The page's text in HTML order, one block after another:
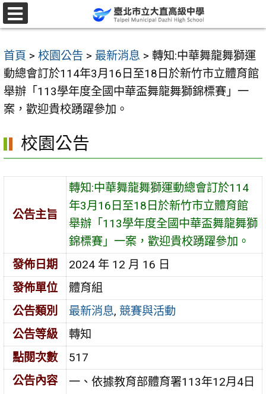
跳
至
要
內
容
區
首頁 > 校園公告 > 最新消息 > 轉知:中華舞龍舞獅運
動總會訂於114年3月16日至18日於新竹市立體育館
舉辦「113學年度全國中華盃舞龍舞獅錦標賽」一
案，歡迎貴校踴躍參加。
校園公告
公告主旨
轉知:中華舞龍舞獅運動總會訂於114
年3月16日至18日於新竹市立體育館
舉辦「113學年度全國中華盃舞龍舞獅
錦標賽」一案，歡迎貴校踴躍參加。
發佈日期
2024 年 12 月 16 日
發佈單位
體育組
公告類別
最新消息, 競賽與活動
公告等級
轉知
點閱次數
517
公告內容
一、依據教育部體育署113年12月4日
選
單